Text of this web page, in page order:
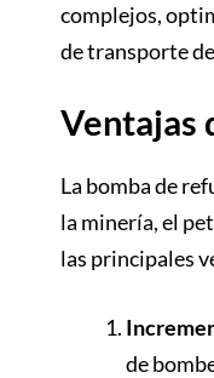
complejos,
de transporte
Ventajas
La bomba de
la minería, el
las principales
de